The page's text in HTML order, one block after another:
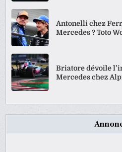
Antonelli chez
Mercedes ? Toto
Briatore dévoile
Mercedes chez